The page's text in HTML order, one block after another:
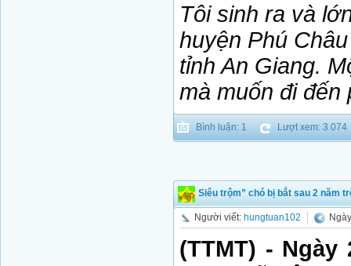
Tôi sinh ra và
huyện Phú
tỉnh An Giang.
mà muốn đi đến
Bình luận: 1 Lượt xem: 3 074
Siêu trộm” chó bị bắt sau 2 năm
Người viết: hungtuan102
(TTMT) - Ngày